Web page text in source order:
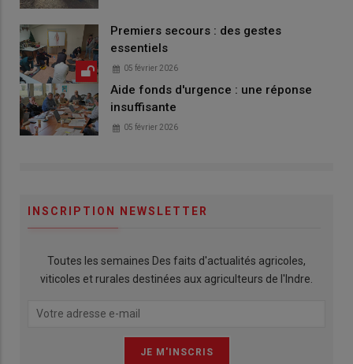
Premiers secours : des gestes
essentiels
05 février 2026
Aide fonds d'urgence : une réponse
insuffisante
05 février 2026
INSCRIPTION NEWSLETTER
Toutes les semaines Des faits d'actualités agricoles,
viticoles et rurales destinées aux agriculteurs de l'Indre.